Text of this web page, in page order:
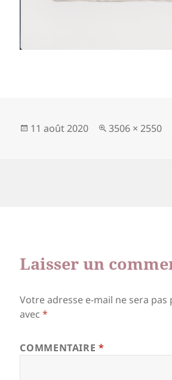
Publié
11 août 2020
Taille
3506 × 2550
Laisser un
Votre adresse e-mail ne sera pas
avec*
COMMENTAIRE*